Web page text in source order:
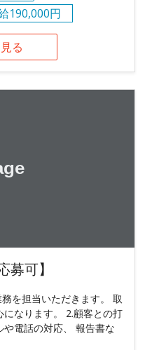
190,000円
る
募可】
を担当いただきます。 取
なります。 2.顧客との打
電話の対応、 報告書な